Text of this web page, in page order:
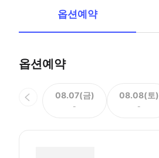
옵션예약
옵션예약
08.07(금)
-
08.08(토)
-